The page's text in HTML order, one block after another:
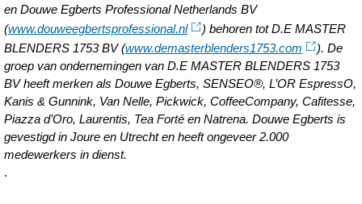
en Douwe Egberts Professional Netherlands BV
(www.douweegbertsprofessional.nl
) behoren tot D.E MASTER
BLENDERS 1753 BV (www.demasterblenders1753.com
). De
groep van ondernemingen van D.E MASTER BLENDERS 1753
BV heeft merken als Douwe Egberts, SENSEO®, L’OR EspressO,
Kanis & Gunnink, Van Nelle, Pickwick, CoffeeCompany, Cafitesse,
Piazza d’Oro, Laurentis, Tea Forté en Natrena. Douwe Egberts is
gevestigd in Joure en Utrecht en heeft ongeveer 2.000
medewerkers in dienst.
.